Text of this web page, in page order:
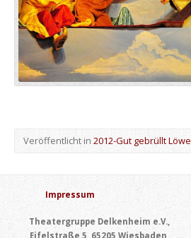
Veröffentlicht in2012-Gut gebrüllt Löwe
Impressum
Theatergruppe Delkenheim e.V.,
Eifelstraße 5, 65205 Wiesbaden,